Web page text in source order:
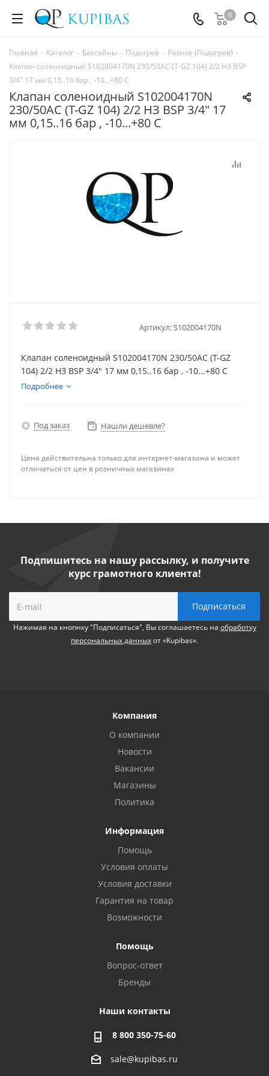
0
Главная - Каталог - Бассейны - Подогрев - Разное (Подогрев) -
Клапан соленоидный S102004170N 230/50АС (T-GZ 104) 2/2 НЗ BSP
3/4" 17 мм 0,15..16 бар , -10...+80 С
Клапан соленоидный S102004170N
230/50АС (T-GZ 104) 2/2 НЗ BSP 3/4" 17
мм 0,15..16 бар , -10...+80 С
Артикул: S102004170N
Клапан соленоидный S102004170N 230/50АС (T-GZ
104) 2/2 НЗ BSP 3/4" 17 мм 0,15..16 бар , -10...+80 С
Подробнее
Под заказ Нашли дешевле?
Цена действительна только для интернет-магазина и может
отличаться от цен в розничных магазинах
Подпишитесь на нашу рассылку, и получите
курс грамотного клиента!
Нажимая на кнопнку "Подписаться", Вы соглашаетесь на обработку
персональных данныхот «Kupibas».
Компания
О компании
Новости
Вакансии
Магазины
Политика
Информация
Помощь
Условия оплаты
Условия доставки
Гарантия на товар
Возможности
Помощь
Вопрос-ответ
Бренды
Наши контакты
8 800 350-75-60
sale@kupibas.ru